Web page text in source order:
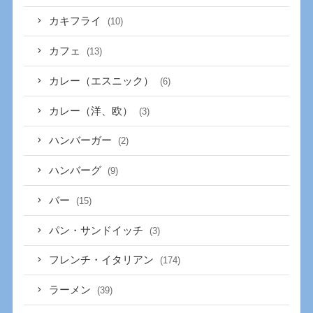
カキフライ (10)
カフェ (13)
カレー（エスニック） (6)
カレー（洋、欧） (3)
ハンバーガー (2)
ハンバーグ (9)
バー (15)
パン・サンドイッチ (3)
フレンチ・イタリアン (174)
ラーメン (39)